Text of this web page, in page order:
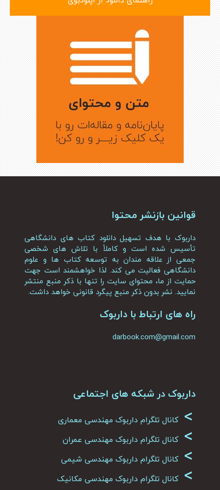
قوانین بازنشر محتوا
داربوک با هدف تسهیل دانلود کتاب های دانشگاهی
تأسیس شده است و کاملاً با تلاش های شخصی
جمعی از علاقه مندان به توسعه کتاب ها و علوم
دانشگاهی فعالیت می کند. لذا خواهشمند است جهت
حمایت از ما، محتوای سایت را تنها با ذکر منبع منتشر
نمایید. نشر بدون ذکر منبع پیگرد قانونی خواهد داشت.
راه های ارتباط با داربوک
darbook.com@gmail.com
داربوک در شبکه های اجتماعی
> کانال تلگرام داربوک مهندسی معماری
> کانال تلگرام داربوک مهندسی عمران
> کانال تلگرام داربوک مهندسی شیمی
> کانال تلگرام داربوک مهندسی مکانیک